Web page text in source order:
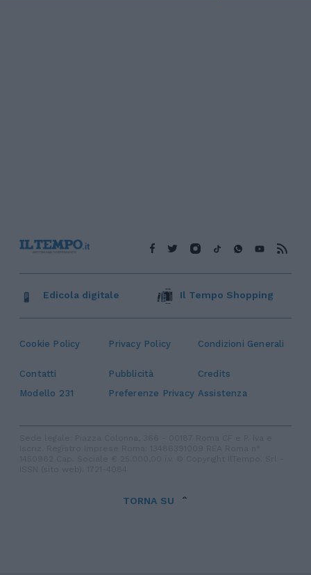
Cookie Policy Privacy Policy Condizioni Generali
Contatti Pubblicità
Credits
Modello 231
Preferenze Privacy Assistenza
Edicola digitale Il Tempo Shopping
TORNA SU